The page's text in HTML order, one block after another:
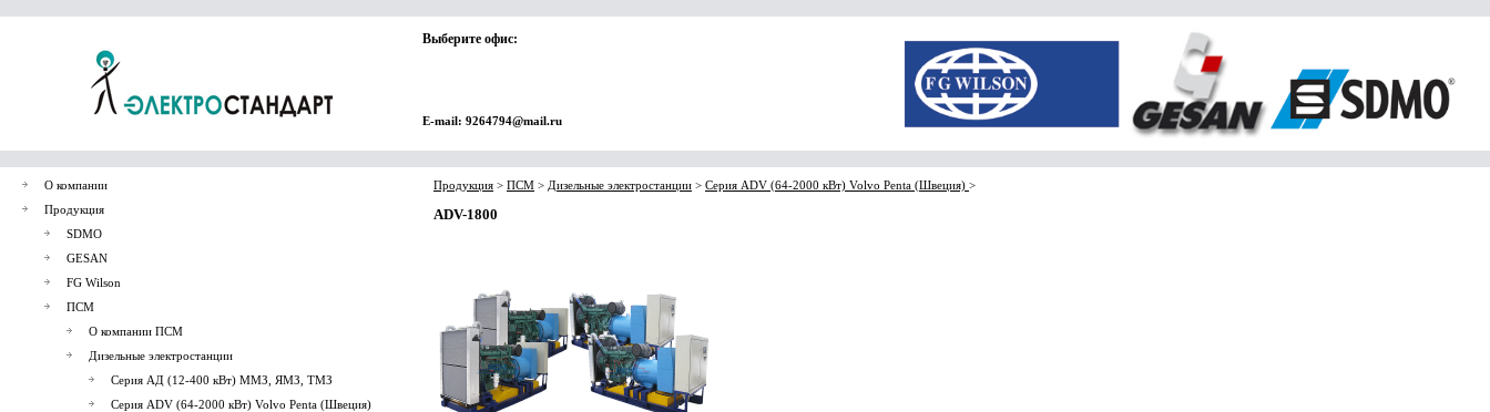
Выберите офис:
E-mail: 9264794@mail.ru
О компании
Продукция
SDMO
GESAN
FG Wilson
ПСМ
О компании ПСМ
Дизельные электростанции
Серия АД (12-400 кВт) ММЗ, ЯМЗ, ТМЗ
Серия ADV (64-2000 кВт) Volvo Penta (Швеция)
Продукция > ПСМ > Дизельные электростанции > Серия ADV (64-2000 кВт) Volvo Penta (Швеция) >
ADV-1800